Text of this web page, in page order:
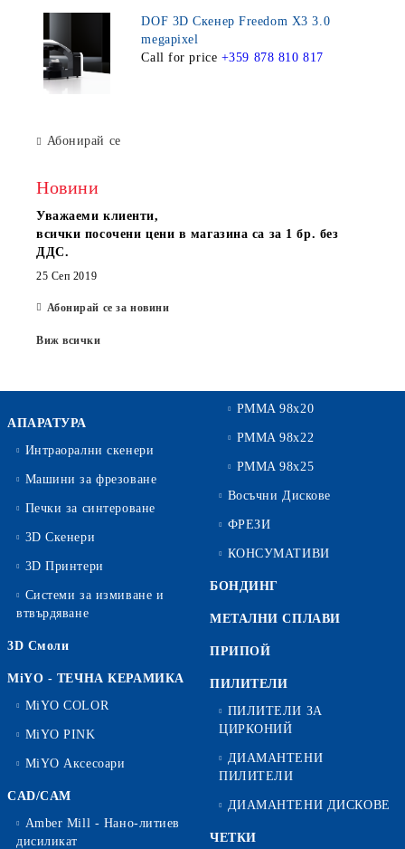
DOF 3D Скенер Freedom X3 3.0
megapixel
Call for price +359 878 810 817
Абонирай се
Новини
Уважаеми клиенти,
всички посочени цени в магазина са за 1 бр. без
ДДС.
25 Сеп 2019
Абонирай се за новини
Виж всички
АПАРАТУРА
Интраорални скенери
Машини за фрезоване
Печки за синтероване
3D Скенери
3D Принтери
Системи за измиване и
втвърдяване
3D Смоли
MiYO - ТЕЧНА КЕРАМИКА
MiYO COLOR
MiYO PINK
MiYO Аксесоари
CAD/CAM
Amber Mill - Нано-литиев
дисиликат
PMMA 98x20
PMMA 98x22
PMMA 98x25
Восъчни Дискове
ФРЕЗИ
КОНСУМАТИВИ
БОНДИНГ
МЕТАЛНИ СПЛАВИ
ПРИПОЙ
ПИЛИТЕЛИ
ПИЛИТЕЛИ ЗА
ЦИРКОНИЙ
ДИАМАНТЕНИ
ПИЛИТЕЛИ
ДИАМАНТЕНИ ДИСКОВЕ
ЧЕТКИ